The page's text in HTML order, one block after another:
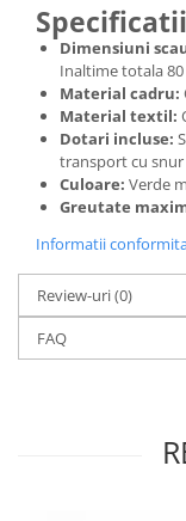
Dimensiuni
Inaltime totala 80
Material cadru:
Material textil:
Dotari incluse:
transport cu
Culoare: Verde
Greutate
Informatii
Review-uri(0)
FAQ